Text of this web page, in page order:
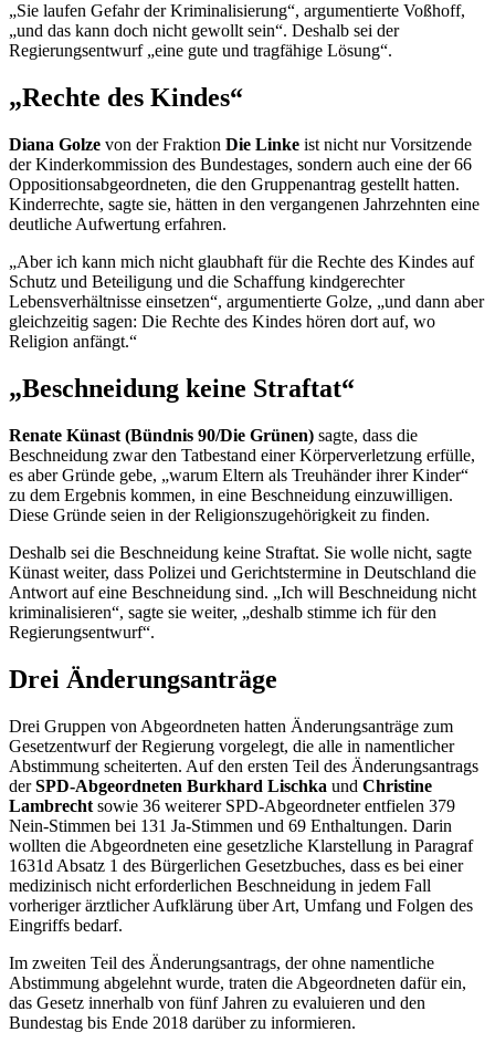
„Sie laufen Gefahr der Kriminalisierung“, argumentierte Voßhoff,
„und das kann doch nicht gewollt sein“. Deshalb sei der
Regierungsentwurf „eine gute und tragfähige Lösung“.
„Rechte des Kindes“
Diana Golze von der Fraktion Die Linke ist nicht nur Vorsitzende
der Kinderkommission des Bundestages, sondern auch eine der 66
Oppositionsabgeordneten, die den Gruppenantrag gestellt hatten.
Kinderrechte, sagte sie, hätten in den vergangenen Jahrzehnten eine
deutliche Aufwertung erfahren.
„Aber ich kann mich nicht glaubhaft für die Rechte des Kindes auf
Schutz und Beteiligung und die Schaffung kindgerechter
Lebensverhältnisse einsetzen“, argumentierte Golze, „und dann aber
gleichzeitig sagen: Die Rechte des Kindes hören dort auf, wo
Religion anfängt.“
„Beschneidung keine Straftat“
Renate Künast (Bündnis 90/Die Grünen) sagte, dass die
Beschneidung zwar den Tatbestand einer Körperverletzung erfülle,
es aber Gründe gebe, „warum Eltern als Treuhänder ihrer Kinder“
zu dem Ergebnis kommen, in eine Beschneidung einzuwilligen.
Diese Gründe seien in der Religionszugehörigkeit zu finden.
Deshalb sei die Beschneidung keine Straftat. Sie wolle nicht, sagte
Künast weiter, dass Polizei und Gerichtstermine in Deutschland die
Antwort auf eine Beschneidung sind. „Ich will Beschneidung nicht
kriminalisieren“, sagte sie weiter, „deshalb stimme ich für den
Regierungsentwurf“.
Drei Änderungsanträge
Drei Gruppen von Abgeordneten hatten Änderungsanträge zum
Gesetzentwurf der Regierung vorgelegt, die alle in namentlicher
Abstimmung scheiterten. Auf den ersten Teil des Änderungsantrags
derSPD-Abgeordneten Burkhard Lischka und Christine
Lambrecht sowie 36 weiterer SPD-Abgeordneter entfielen 379
Nein-Stimmen bei 131 Ja-Stimmen und 69 Enthaltungen. Darin
wollten die Abgeordneten eine gesetzliche Klarstellung in Paragraf
1631d Absatz 1 des Bürgerlichen Gesetzbuches, dass es bei einer
medizinisch nicht erforderlichen Beschneidung in jedem Fall
vorheriger ärztlicher Aufklärung über Art, Umfang und Folgen des
Eingriffs bedarf.
Im zweiten Teil des Änderungsantrags, der ohne namentliche
Abstimmung abgelehnt wurde, traten die Abgeordneten dafür ein,
das Gesetz innerhalb von fünf Jahren zu evaluieren und den
Bundestag bis Ende 2018 darüber zu informieren.